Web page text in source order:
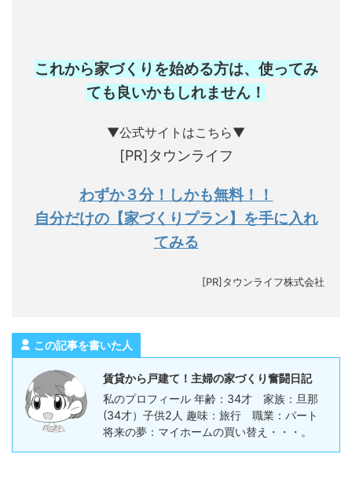
これから家づくりを始める方は、使ってみ
ても良いかもしれません ！
▼公式サイトはこちら▼
[PR]タウンライフ
わずか３分！しかも無料！！
自分だけの【家づくりプラン】を手に入れ
てみる
[PR]タウンライフ株式会社
この記事を書いた人
賃貸から戸建て！主婦の家づくり奮闘日記
私のプロフィール 年齢：34才 家族：旦那
(34才）子供2人 趣味：旅行 職業：パート
将来の夢：マイホームの買い替え・・・。